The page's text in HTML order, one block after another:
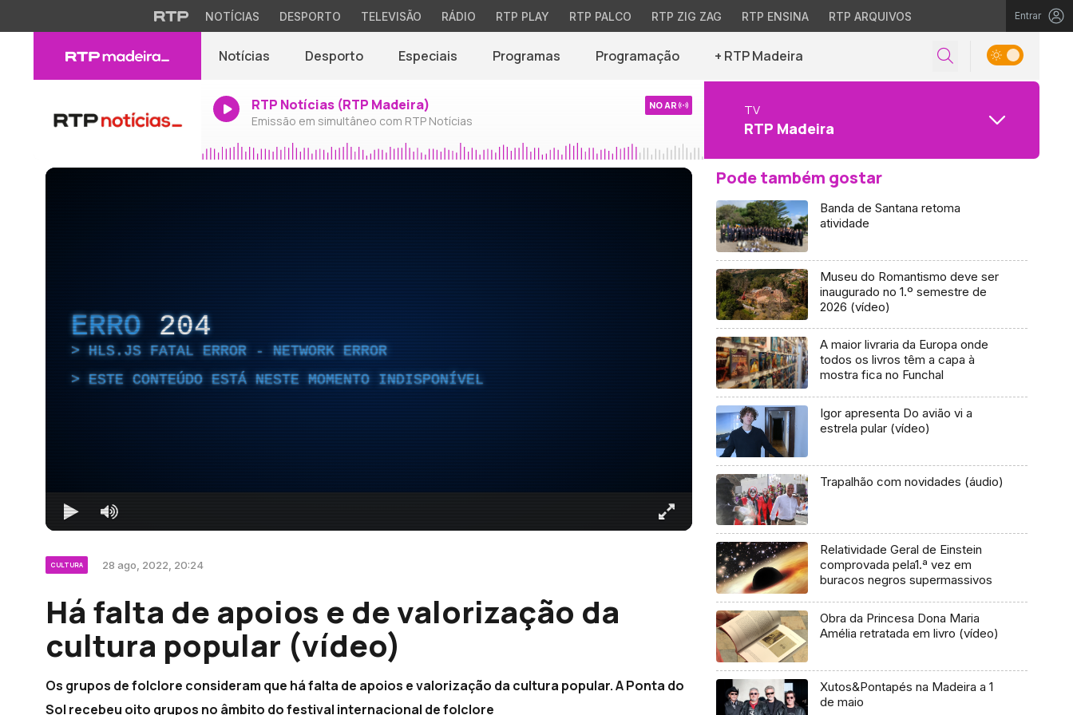
NOTÍCIAS DESPORTO TELEVISÃO RÁDIO RTP PLAY RTP PALCO RTP ZIG ZAG RTP ENSINA RTP ARQUIVOS Entrar
Notícias Desporto Especiais Programas Programação + RTP Madeira
RTP Notícias (RTP Madeira)
Emissão em simultâneo com RTP Notícias
NO AR TV
RTP Madeira
ERRO 204
HLS.JS FATAL ERROR - NETWORK ERROR
ESTE CONTEÚDO ESTÁ NESTE MOMENTO INDISPONÍVEL
CULTURA 28 ago, 2022, 20:24
Há falta de apoios e de valorização da
cultura popular (vídeo)
Os grupos de folclore consideram que há falta de apoios e valorização da cultura popular. A Ponta do
Sol recebeu oito grupos no âmbito do festival internacional de folclore
Pode também gostar
Banda de Santana retoma
atividade
Museu do Romantismo deve ser
inaugurado no 1.º semestre de
2026 (vídeo)
A maior livraria da Europa onde
todos os livros têm a capa à
mostra fica no Funchal
Igor apresenta Do avião vi a
estrela pular (vídeo)
Trapalhão com novidades (áudio)
Relatividade Geral de Einstein
comprovada pela1.ª vez em
buracos negros supermassivos
Obra da Princesa Dona Maria
Amélia retratada em livro (vídeo)
Xutos&Pontapés na Madeira a 1
de maio